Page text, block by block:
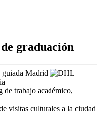
graduación
de trabajo académico,
visitas culturales a la ciudad